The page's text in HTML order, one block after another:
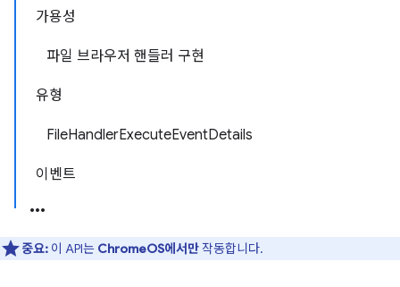
가용성
파일 브라우저 핸들러 구현
유형
FileHandlerExecuteEventDetails
이벤트
중요: 이 API는 ChromeOS에서만작동합니다.